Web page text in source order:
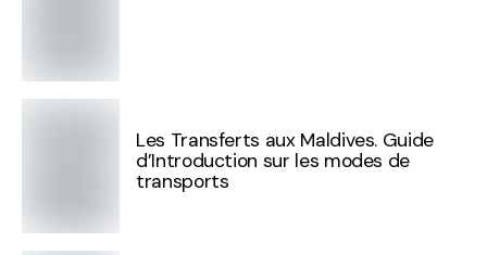
Les Transferts aux Maldives. Guide
d’Introduction sur les modes de
transports